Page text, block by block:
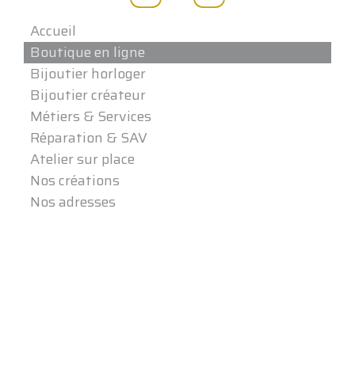
Accueil
Boutique en ligne
Bijoutier horloger
Bijoutier créateur
Métiers & Services
Réparation & SAV
Atelier sur place
Nos créations
Nos adresses